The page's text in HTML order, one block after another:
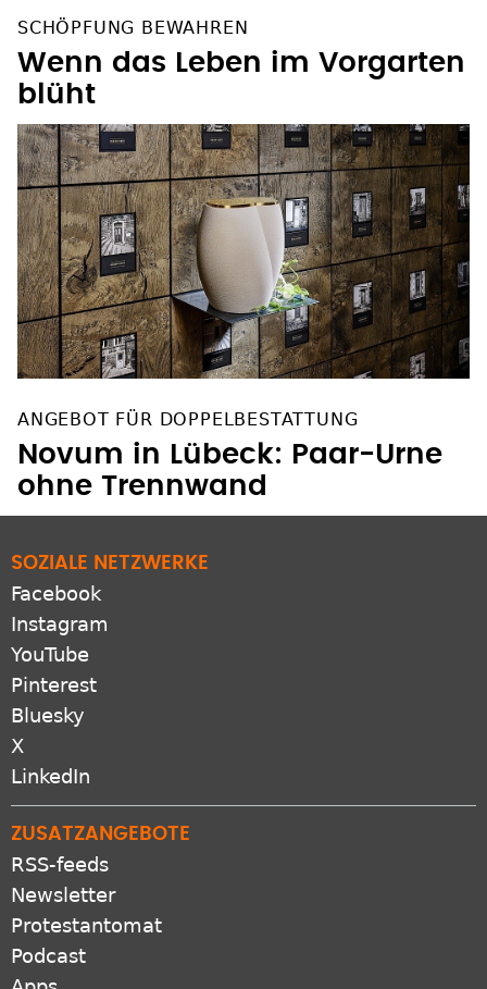
Wenn das Leben im Vorgarten
blüht
Novum in Lübeck: Paar-Urne
ohne Trennwand
Facebook
Instagram
YouTube
Pinterest
Bluesky
X
LinkedIn
RSS-feeds
Newsletter
Protestantomat
Podcast
Apps